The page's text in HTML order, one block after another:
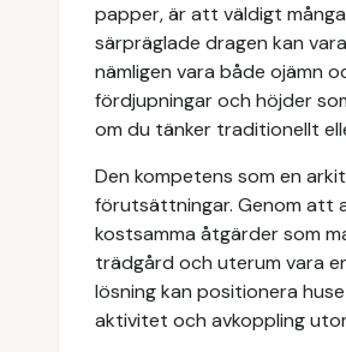
papper, är att väldigt
särpräglade dragen kan
nämligen vara både ojämn
fördjupningar och höjder
om du tänker traditionellt
Den kompetens som en
förutsättningar. Genom att
kostsamma åtgärder som
trädgård och uterum vara
lösning kan positionera
aktivitet och avkoppling